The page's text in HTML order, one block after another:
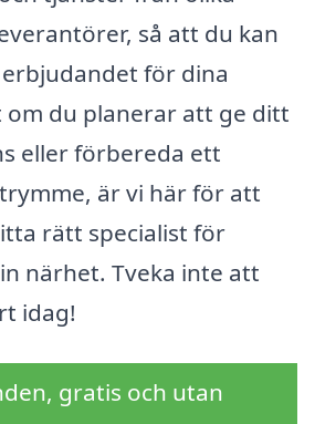
så att du kan
för dina
om du planerar att ge ditt
eller förbereda ett
är vi här för att
rätt specialist för
närhet. Tveka inte att
idag!
gratis och utan